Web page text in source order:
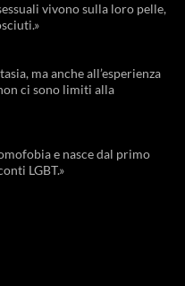
vivono sulla loro pelle,
ma anche all’esperienza
ci sono limiti alla
e nasce dal primo
LGBT.»